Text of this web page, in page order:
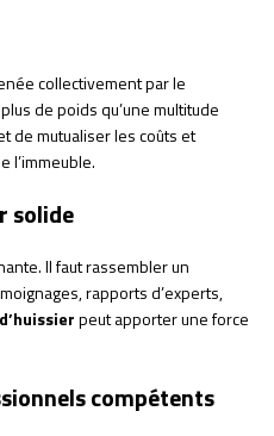
collectivement par le
de poids qu’une multitude
de mutualiser les coûts et
l’immeuble.
solide
Il faut rassembler un
rapports d’experts,
peut apporter une force
compétents